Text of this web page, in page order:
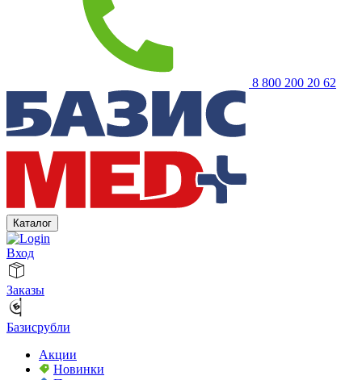
8 800 200 20 62
Каталог
Вход
Заказы
Базисрубли
Акции
Новинки